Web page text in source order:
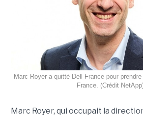
Marc Royer a quitté Dell France pour
France. (Crédit
Marc Royer, qui occupait la